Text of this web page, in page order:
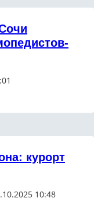
курорт
10:48